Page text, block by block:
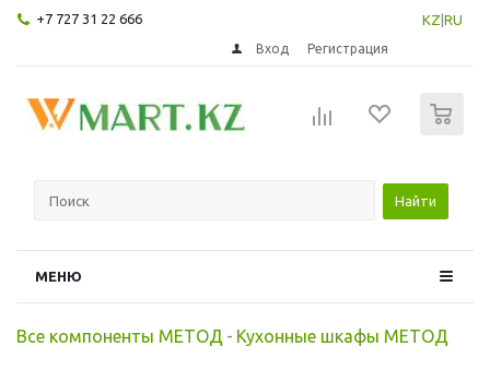
+7 727 31 22 666 KZ RU
Вход Регистрация
Найти
МЕНЮ
Все компоненты МЕТОД - Кухонные шкафы МЕТОД